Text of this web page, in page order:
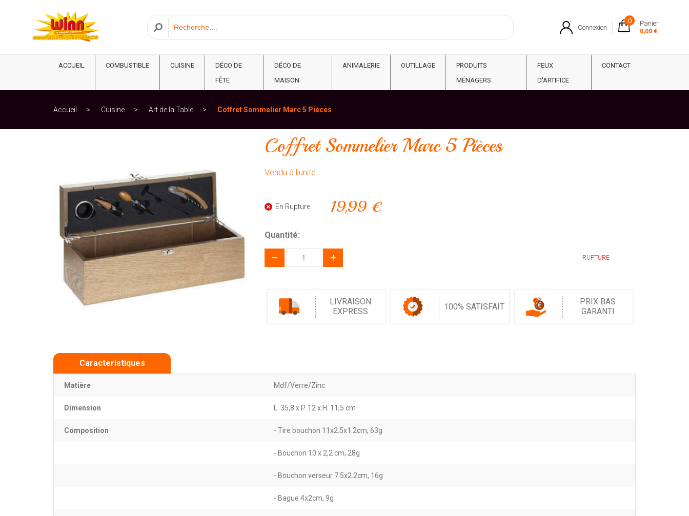
Connexion
0 Panier
0,00 €
ACCUEIL COMBUSTIBLE CUISINE
DÉCO DE
FÊTE
DÉCO DE
MAISON
ANIMALERIE OUTILLAGE
PRODUITS
MÉNAGERS
FEUX
D'ARTIFICE
CONTACT
Accueil Cuisine Art de la Table Coffret Sommelier Marc 5 Pièces
Coffret Sommelier Marc 5 Pièces
Vendu à l'unité
En Rupture 19,99 €
Quantité:
RUPTURE
LIVRAISON
EXPRESS
100% SATISFAIT
PRIX BAS
GARANTI
Caracteristiques
Matière Mdf/Verre/Zinc
Dimension L. 35,8 x P. 12 x H. 11,5 cm
Composition - Tire bouchon 11x2.5x1.2cm, 63g
- Bouchon 10 x 2,2 cm, 28g
- Bouchon verseur 7.5x2.2cm, 16g
- Bague 4x2cm, 9g